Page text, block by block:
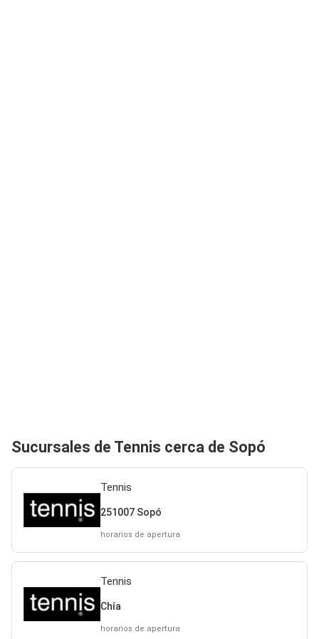
Sucursales de Tennis cerca de Sopó
Tennis
251007 Sopó
horarios de apertura
Tennis
Chía
horarios de apertura